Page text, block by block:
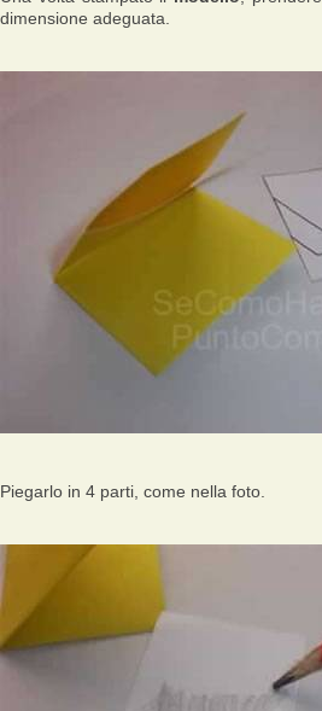
dimensione adeguata.
Piegarlo in 4 parti, come nella foto.